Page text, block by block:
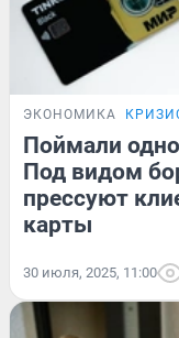
ЭКОНОМИКА
Поймали
Под видом
прессуют
карты
30 июля, 2025, 11:00